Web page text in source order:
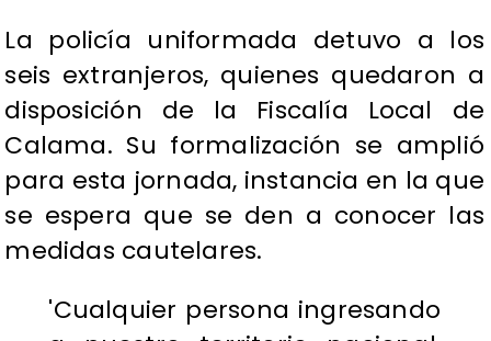
La policía uniformada detuvo a los
seis extranjeros, quienes quedaron a
disposición de la Fiscalía Local de
Calama. Su formalización se amplió
para esta jornada, instancia en la que
se espera que se den a conocer las
medidas cautelares.
'Cualquier persona ingresando